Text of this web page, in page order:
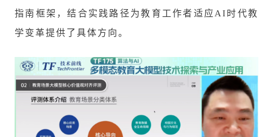
指南框架，结合实践路径为教育工作者适应AI时代教
学变革提供了具体方向。